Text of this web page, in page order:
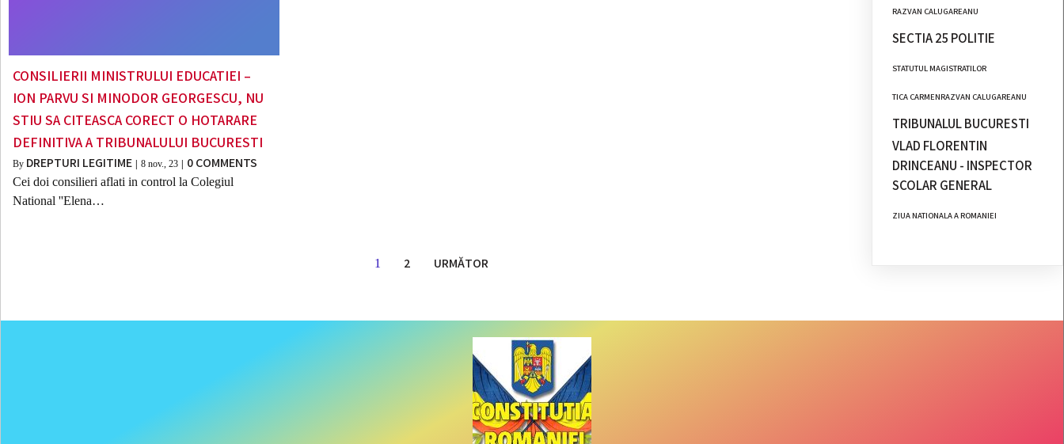
CONSILIERII MINISTRULUI EDUCATIEI –
ION PARVU SI MINODOR GEORGESCU, NU
STIU SA CITEASCA CORECT O HOTARARE
DEFINITIVA A TRIBUNALULUI BUCURESTI
By DREPTURI LEGITIME 8 nov., 23 0 COMMENTS
Cei doi consilieri aflati in control la Colegiul
National ''Elena…
1 2 URMĂTOR
RAZVAN CALUGAREANU
SECTIA 25 POLITIE
STATUTUL MAGISTRATILOR
TICA CARMENRAZVAN CALUGAREANU
TRIBUNALUL BUCURESTI
VLAD FLORENTIN
DRINCEANU - INSPECTOR
SCOLAR GENERAL
ZIUA NATIONALA A ROMANIEI